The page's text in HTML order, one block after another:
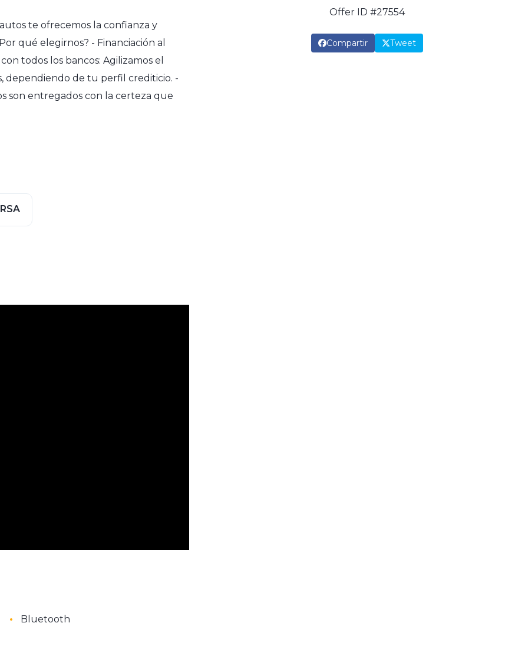
te ofrecemos la confianza y
qué elegirnos? - Financiación al
todos los bancos: Agilizamos el
dependiendo de tu perfil crediticio. -
son entregados con la certeza que
• Bluetooth
Offer ID #27554
Compartir Tweet